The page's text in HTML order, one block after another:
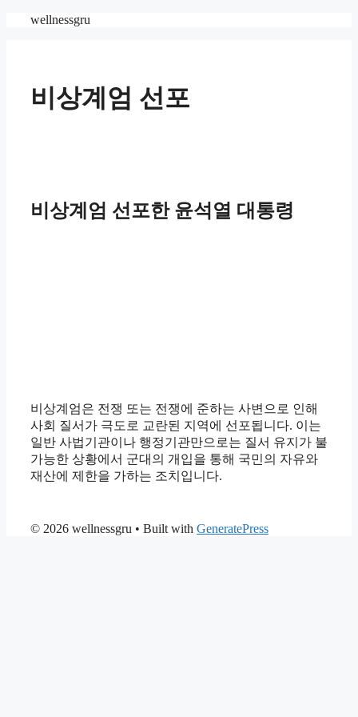
wellnessgru
비상계엄 선포
비상계엄 선포한 윤석열 대통령
비상계엄은 전쟁 또는 전쟁에 준하는 사변으로 인해
사회 질서가 극도로 교란된 지역에 선포됩니다. 이는
일반 사법기관이나 행정기관만으로는 질서 유지가 불
가능한 상황에서 군대의 개입을 통해 국민의 자유와
재산에 제한을 가하는 조치입니다.
© 2026 wellnessgru • Built with GeneratePress